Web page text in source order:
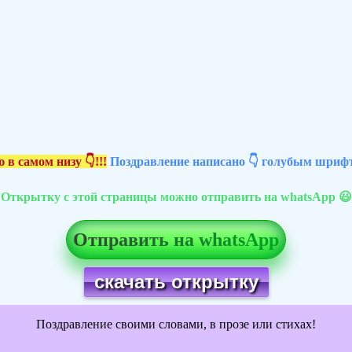
самом низу 👇!!! Поздравление написано 👇 голубым
Открытку с этой страницы можно отправить на whatsApp 😃
Отправить на whatsApp
скачать открытку
Поздравление своими словами, в прозе или стихах!